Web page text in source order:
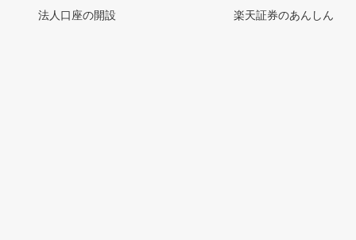
法人口座の開設
楽天証券のあんしん